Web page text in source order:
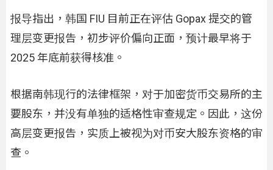
报导指出，韩国 FIU 目前正在评估 Gopax 提交的管
理层变更报告，初步评价偏向正面，预计最早将于
2025 年底前获得核准。
根据南韩现行的法律框架，对于加密货币交易所的主
要股东，并没有单独的适格性审查规定。因此，这份
高层变更报告，实质上被视为对币安大股东资格的审
查。